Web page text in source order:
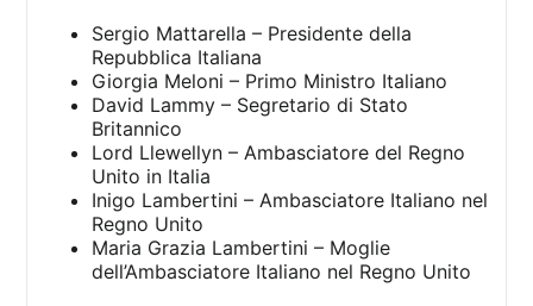
Sergio Mattarella – Presidente della
Repubblica Italiana
Giorgia Meloni – Primo Ministro Italiano
David Lammy – Segretario di Stato
Britannico
Lord Llewellyn – Ambasciatore del Regno
Unito in Italia
Inigo Lambertini – Ambasciatore Italiano nel
Regno Unito
Maria Grazia Lambertini – Moglie
dell’Ambasciatore Italiano nel Regno Unito